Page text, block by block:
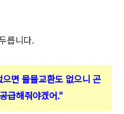
릅니다.
면 물물교환도 없으니 곤
급해줘야겠어."